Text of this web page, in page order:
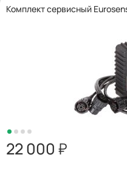
Комплект сервисный
22 000